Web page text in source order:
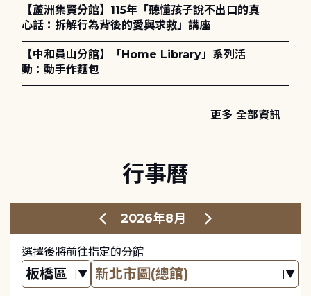
【蘆洲集賢分館】115年「聽懂孩子說不出口的真
心話：拆解行為背後的愛與求救」講座
【中和員山分館】「Home Library」系列活
動：動手作麵包
更多 全部資訊
行事曆
2026年8月
選擇後將前往指定的分館